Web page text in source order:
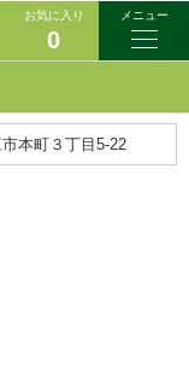
お気に入り
0
メニュー
本町３丁目5-22